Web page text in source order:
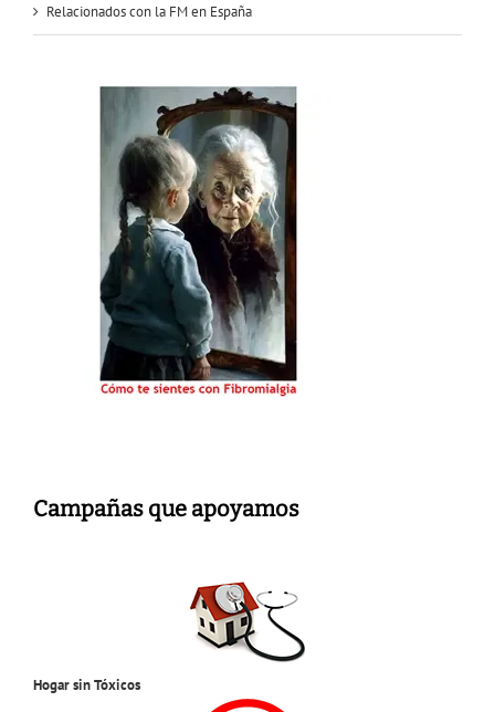
Relacionados con la FM en España
Campañas que apoyamos
Hogar sin Tóxicos